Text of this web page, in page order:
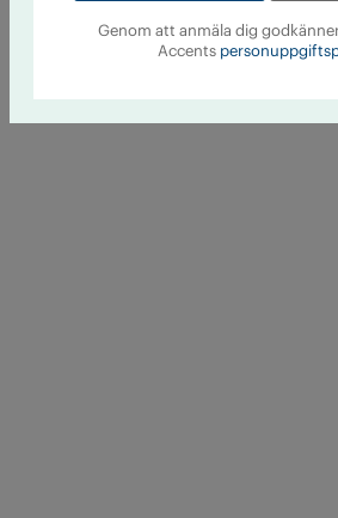
Genom att anmäla dig
Accents